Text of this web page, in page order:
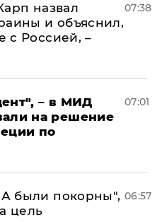
назвал
и объяснил,
с Россией, –
07:38
– в МИД
на решение
по
07:01
были покорны",
цель
06:57